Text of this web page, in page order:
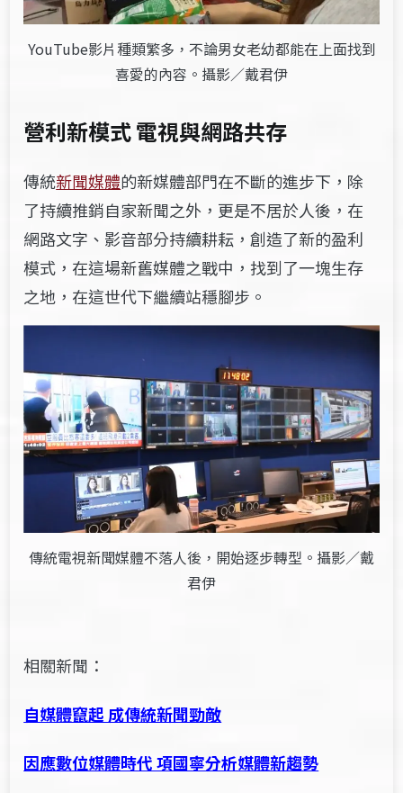
YouTube影片種類繁多，不論男女老幼都能在上面找到
喜愛的內容。攝影／戴君伊
營利新模式 電視與網路共存
傳統新聞媒體的新媒體部門在不斷的進步下，除
了持續推銷自家新聞之外，更是不居於人後，在
網路文字、影音部分持續耕耘，創造了新的盈利
模式，在這場新舊媒體之戰中，找到了一塊生存
之地，在這世代下繼續站穩腳步。
傳統電視新聞媒體不落人後，開始逐步轉型。攝影／戴
君伊
相關新聞：
自媒體竄起 成傳統新聞勁敵
因應數位媒體時代 項國寧分析媒體新趨勢